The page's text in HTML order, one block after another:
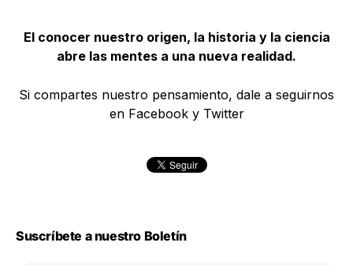
El conocer nuestro origen, la historia y la ciencia
abre las mentes a una nueva realidad.
Si compartes nuestro pensamiento, dale a seguirnos
en Facebook y Twitter
Suscríbete a nuestro Boletín